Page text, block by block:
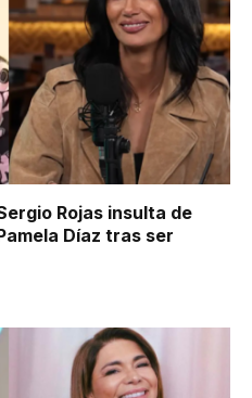
Rojas insulta de
Díaz tras ser